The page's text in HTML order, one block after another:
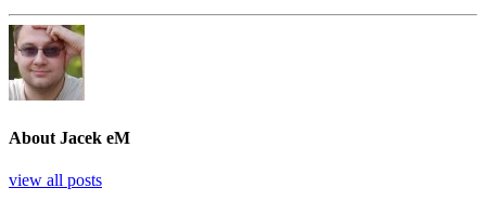
About Jacek eM
view all posts